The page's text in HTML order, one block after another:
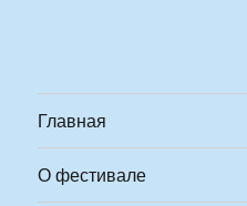
Главная
О фестивале